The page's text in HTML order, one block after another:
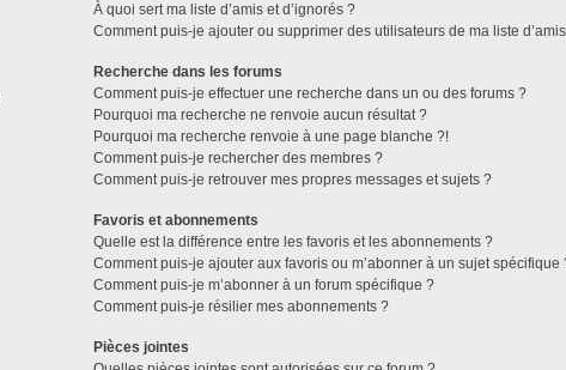
À quoi sert ma liste d’amis et d’ignorés ?
Comment puis-je ajouter ou supprimer des utilisateurs de ma liste
Recherche dans les forums
Comment puis-je effectuer une recherche dans un ou des forums ?
Pourquoi ma recherche ne renvoie aucun résultat ?
Pourquoi ma recherche renvoie à une page blanche ?!
Comment puis-je rechercher des membres ?
Comment puis-je retrouver mes propres messages et sujets ?
Favoris et abonnements
Quelle est la différence entre les favoris et les abonnements ?
Comment puis-je ajouter aux favoris ou m’abonner à un sujet spécifique
Comment puis-je m’abonner à un forum spécifique ?
Comment puis-je résilier mes abonnements ?
Pièces jointes